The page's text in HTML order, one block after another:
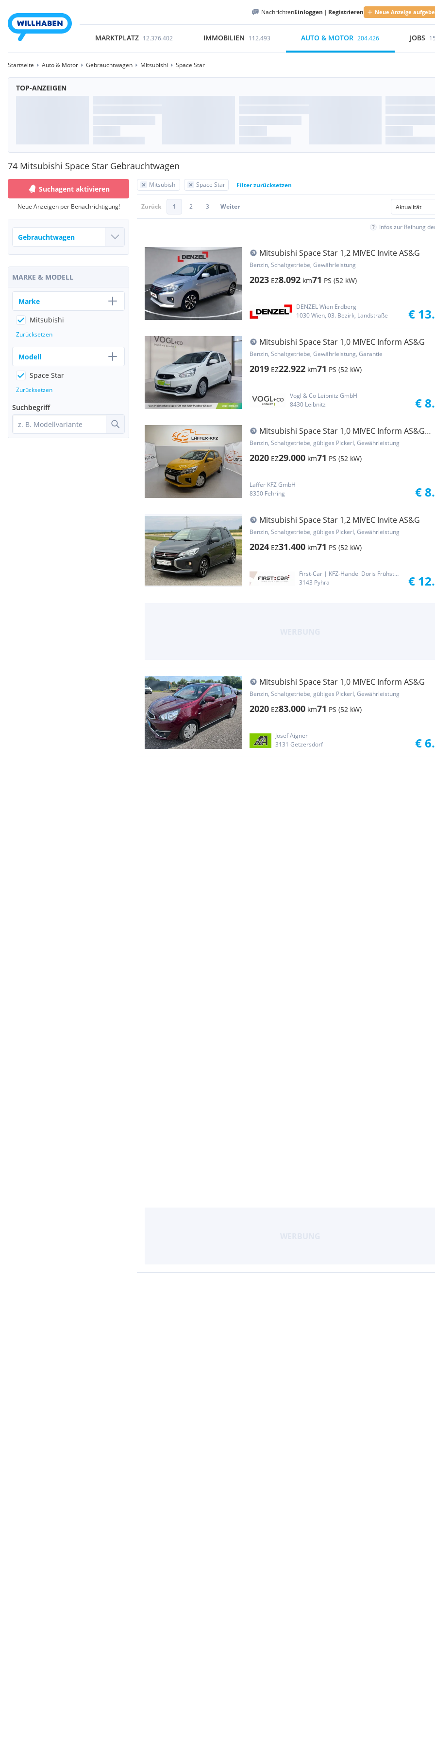
NachrichtenEinloggen | Registrieren Neue Anzeige
MARKTPLATZ 12.376.402 IMMOBILIEN 112.493 AUTO & MOTOR 204.426 JOBS
Startseite Auto & Motor Gebrauchtwagen Mitsubishi Space Star
TOP-ANZEIGEN
74 Mitsubishi Space Star Gebrauchtwagen
Mitsubishi Space Star Filter zurücksetzen
Zurück 1 2 3 Weiter
Infos zur Reihung
Mitsubishi Space Star 1,2 MIVEC Invite AS&G
Benzin, Schaltgetriebe, Gewährleistung
2023 EZ8.092 km71 PS (52 kW)
DENZEL Wien Erdberg
1030 Wien, 03. Bezirk, Landstraße
€
Mitsubishi Space Star 1,0 MIVEC Inform AS&G
Benzin, Schaltgetriebe, Gewährleistung, Garantie
2019 EZ22.922 km71 PS (52 kW)
Vogl & Co Leibnitz GmbH
8430 Leibnitz
€
Mitsubishi Space Star 1,0 MIVEC Inform AS&G
**nur 29.000KM**
Benzin, Schaltgetriebe, gültiges Pickerl, Gewährleistung
2020 EZ29.000 km71 PS (52 kW)
Laffer KFZ GmbH
8350 Fehring
€
Mitsubishi Space Star 1,2 MIVEC Invite AS&G
Benzin, Schaltgetriebe, gültiges Pickerl, Gewährleistung
2024 EZ31.400 km71 PS (52 kW)
First-Car | KFZ-Handel Doris Frühstück
3143 Pyhra
€
Mitsubishi Space Star 1,0 MIVEC Inform AS&G
Benzin, Schaltgetriebe, gültiges Pickerl, Gewährleistung
2020 EZ83.000 km71 PS (52 kW)
Josef Aigner
3131 Getzersdorf
€
Suchagent aktivieren
Neue Anzeigen per Benachrichtigung!
MARKE & MODELL
Marke
Mitsubishi
Zurücksetzen
Modell
Space Star
Zurücksetzen
Suchbegriff